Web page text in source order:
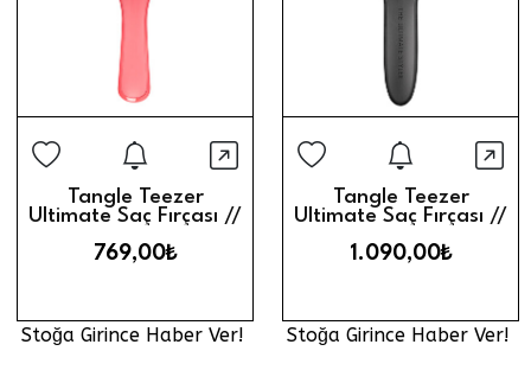
Stoğa Girince Haber Ver
Hızlı Görünüm
Tangle Teezer
Ultimate Saç Fırçası //
769,00₺
Stoğa Girince Haber Ver!
Stoğa
Tangle Teezer
Ultimate Saç Fırçası //
1.090,00₺
Stoğa Girince Haber Ver!